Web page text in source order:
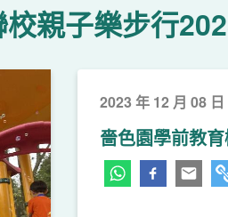
親子樂步行
2023 年 12 月 08 日
嗇色園學前教